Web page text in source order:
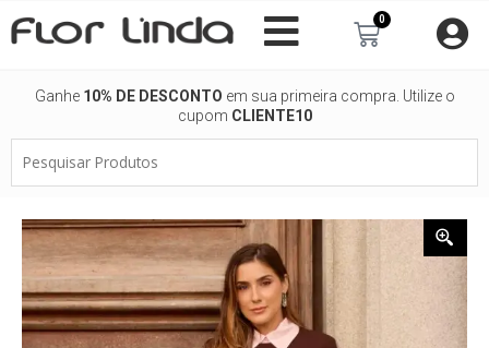
para
0
Carrinho
Ganhe 10% DE DESCONTO em sua primeira compra. Utilize o
cupom CLIENTE10
Produtos